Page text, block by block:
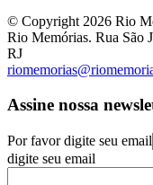
© Copyright 2026 Rio
Rio Memórias. Rua São
RJ
Assine nossa
Por favor digite seu email
digite seu email